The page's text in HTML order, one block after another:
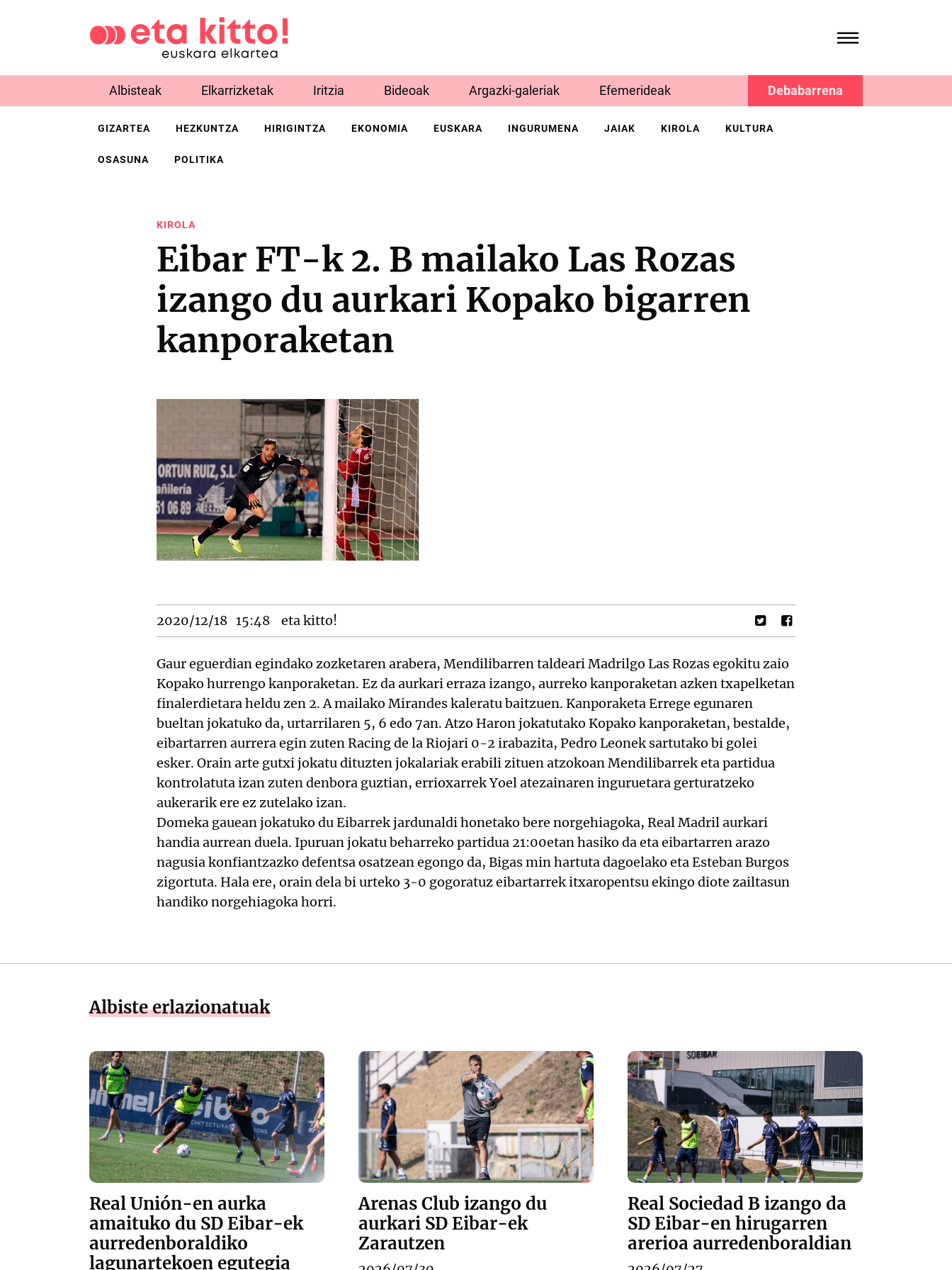
Albisteak Elkarrizketak Iritzia Bideoak Argazki-galeriak Efemerideak Debabarrena
GIZARTEA HEZKUNTZA HIRIGINTZA EKONOMIA EUSKARA INGURUMENA JAIAK KIROLA KULTURA
OSASUNA POLITIKA
KIROLA
Eibar FT-k 2. B mailako Las Rozas
izango du aurkari Kopako bigarren
kanporaketan
2020/12/18 15:48 eta kitto!
Gaur eguerdian egindako zozketaren arabera, Mendilibarren taldeari Madrilgo Las Rozas egokitu zaio
Kopako hurrengo kanporaketan. Ez da aurkari erraza izango, aurreko kanporaketan azken txapelketan
finalerdietara heldu zen 2. A mailako Mirandes kaleratu baitzuen. Kanporaketa Errege egunaren
bueltan jokatuko da, urtarrilaren 5, 6 edo 7an. Atzo Haron jokatutako Kopako kanporaketan, bestalde,
eibartarren aurrera egin zuten Racing de la Riojari 0-2 irabazita, Pedro Leonek sartutako bi golei
esker. Orain arte gutxi jokatu dituzten jokalariak erabili zituen atzokoan Mendilibarrek eta partidua
kontrolatuta izan zuten denbora guztian, errioxarrek Yoel atezainaren inguruetara gerturatzeko
aukerarik ere ez zutelako izan.
Domeka gauean jokatuko du Eibarrek jardunaldi honetako bere norgehiagoka, Real Madril aurkari
handia aurrean duela. Ipuruan jokatu beharreko partidua 21:00etan hasiko da eta eibartarren arazo
nagusia konfiantzazko defentsa osatzean egongo da, Bigas min hartuta dagoelako eta Esteban Burgos
zigortuta. Hala ere, orain dela bi urteko 3-0 gogoratuz eibartarrek itxaropentsu ekingo diote zailtasun
handiko norgehiagoka horri.
Albiste erlazionatuak
Real Unión-en aurka
amaituko du SD Eibar-ek
aurredenboraldiko
lagunartekoen egutegia
Arenas Club izango du
aurkari SD Eibar-ek
Zarautzen
Real Sociedad B izango da
SD Eibar-en hirugarren
arerioa aurredenboraldian